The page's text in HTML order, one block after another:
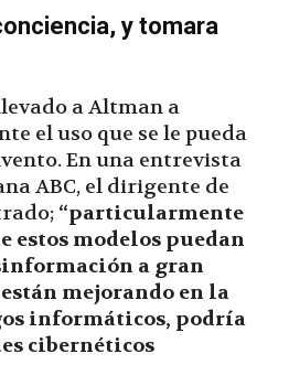
y tomara
a Altman a
el uso que se le pueda
En una entrevista
ABC, el dirigente de
“particularmente
estos modelos puedan
a gran
mejorando en la
informáticos, podría
cibernéticos